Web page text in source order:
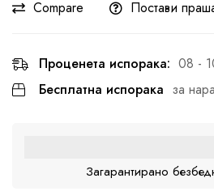
Compare Постави
Проценета испорака: 08 -
Бесплатна испорака за
Загарантирано